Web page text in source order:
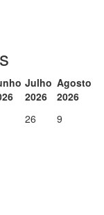
Julho
2026
Agosto
2026
26 9